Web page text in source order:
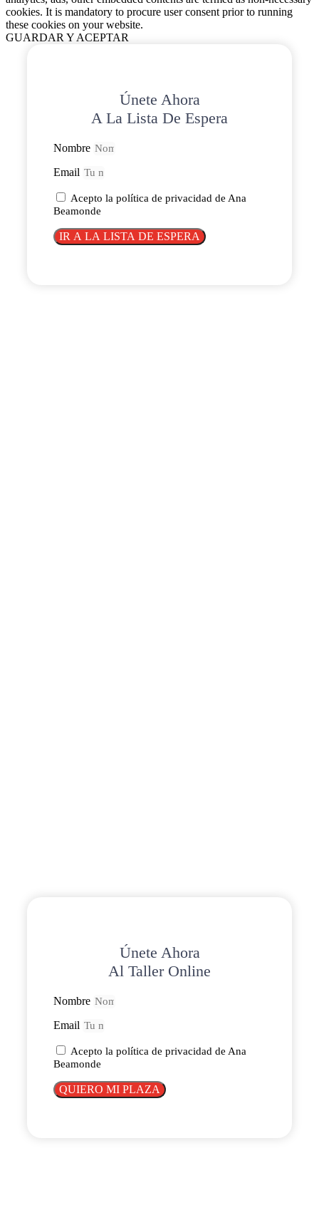
cookies. It is mandatory to procure user consent prior to running
these cookies on your website.
GUARDAR Y ACEPTAR
Únete Ahora
A La Lista De Espera
Nombre
Email
Acepto la política de privacidad de Ana
Beamonde
IR A LA LISTA DE ESPERA
Únete Ahora
Al Taller Online
Nombre
Email
Acepto la política de privacidad de Ana
Beamonde
QUIERO MI PLAZA